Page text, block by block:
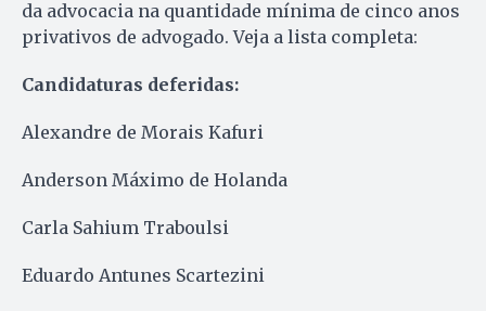
da advocacia na quantidade mínima de cinco anos
privativos de advogado. Veja a lista completa:
Candidaturas deferidas:
Alexandre de Morais Kafuri
Anderson Máximo de Holanda
Carla Sahium Traboulsi
Eduardo Antunes Scartezini